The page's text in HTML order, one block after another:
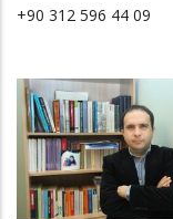
+90 312 596 44 09